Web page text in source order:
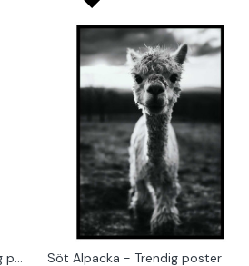
Monkey on the Drums - Trendig poster Söt Alpacka - Trendig poster